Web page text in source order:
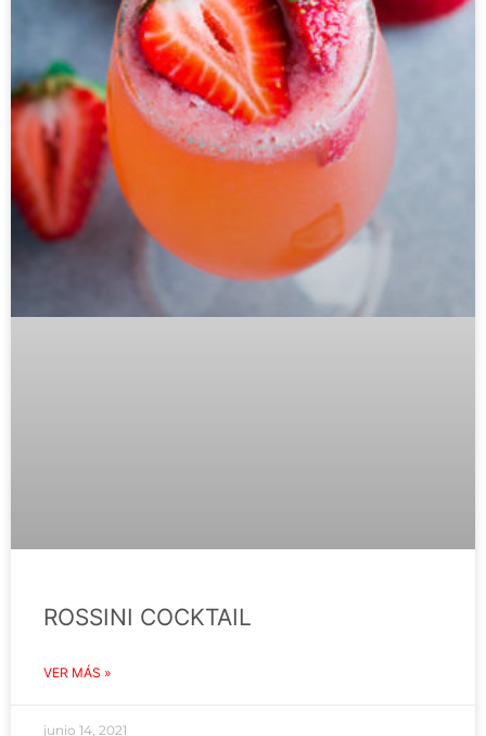
ROSSINI COCKTAIL
VER MÁS »
junio 14, 2021